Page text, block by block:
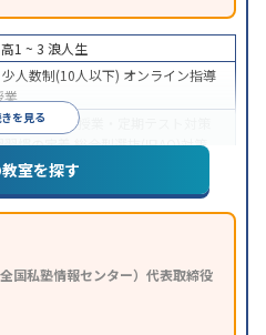
を見る
高1 ~ 3 浪人生
少人数制(10人以下) オンライン指導
業
験大学受験
授業・定期テスト対策
習慣の定着総合型選抜(旧AO)対策
校別特化対策
応
講可自習室あり
室を探す
国私塾情報センター）代表取締役